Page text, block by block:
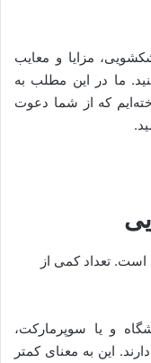
مزایا و معایب
ما در این مطلب به
که از شما دعوت
تعداد کمی از
و یا سوپرمارکت،
این به معنای کمتر